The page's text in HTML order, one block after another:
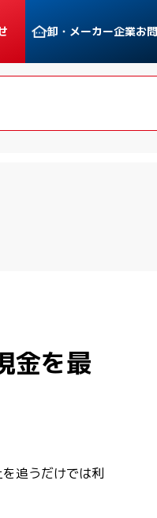
卸・メーカー企業お
金を最
追うだけでは利